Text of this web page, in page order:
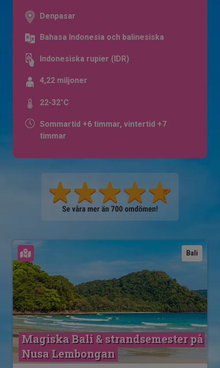
Denpasar
Bahasa Indonesia och balinesiska
Indonesiska rupier (IDR)
4,22 miljoner
22-32°C
Sommartid +6 timmar, vintertid +7
timmar
Bali
Magiska Bali & strandsemester på
Nusa Lembongan